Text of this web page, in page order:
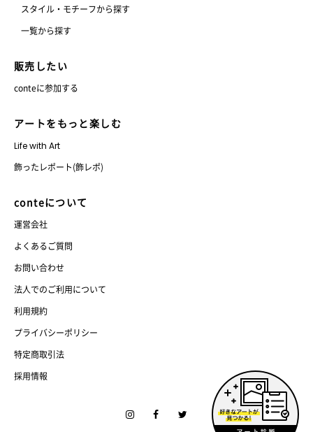
スタイル・モチーフから探す
一覧から探す
販売したい
conteに参加する
アートをもっと楽しむ
Life with Art
飾ったレポート(飾レポ)
conteについて
運営会社
よくあるご質問
お問い合わせ
法人でのご利用について
利用規約
プライバシーポリシー
特定商取引法
採用情報
Instagram
FacebookTwitter